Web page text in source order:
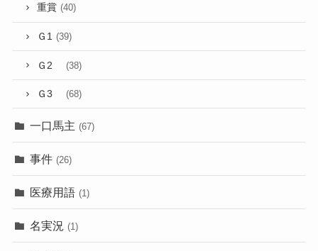
重賞 (40)
Ｇ1 (39)
Ｇ2 (38)
Ｇ3 (68)
一口馬主 (67)
事件 (26)
医療用語 (1)
名実況 (1)